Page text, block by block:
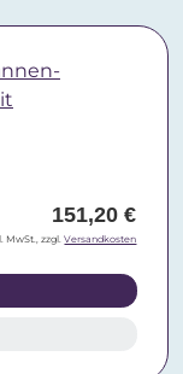
151,20 €
MwSt., zzgl.Versandkosten